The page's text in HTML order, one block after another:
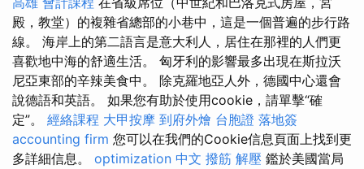
殿，教堂）的複雜省總部的小巷中，這是一個普遍的步行路
線。 海岸上的第二語言是意大利人，居住在那裡的人們更
喜歡地中海的舒適生活。 匈牙利的影響最多出現在斯拉沃
尼亞東部的辛辣美食中。 除克羅地亞人外，德國中心還會
說德語和英語。 如果您有助於使用cookie，請單擊“確
定”。 經絡課程 大甲按摩 到府外燴 台胞證 落地簽
accounting firm 您可以在我們的Cookie信息頁面上找到更
多詳細信息。 optimization 中文 撥筋 解壓 鑑於美國當局